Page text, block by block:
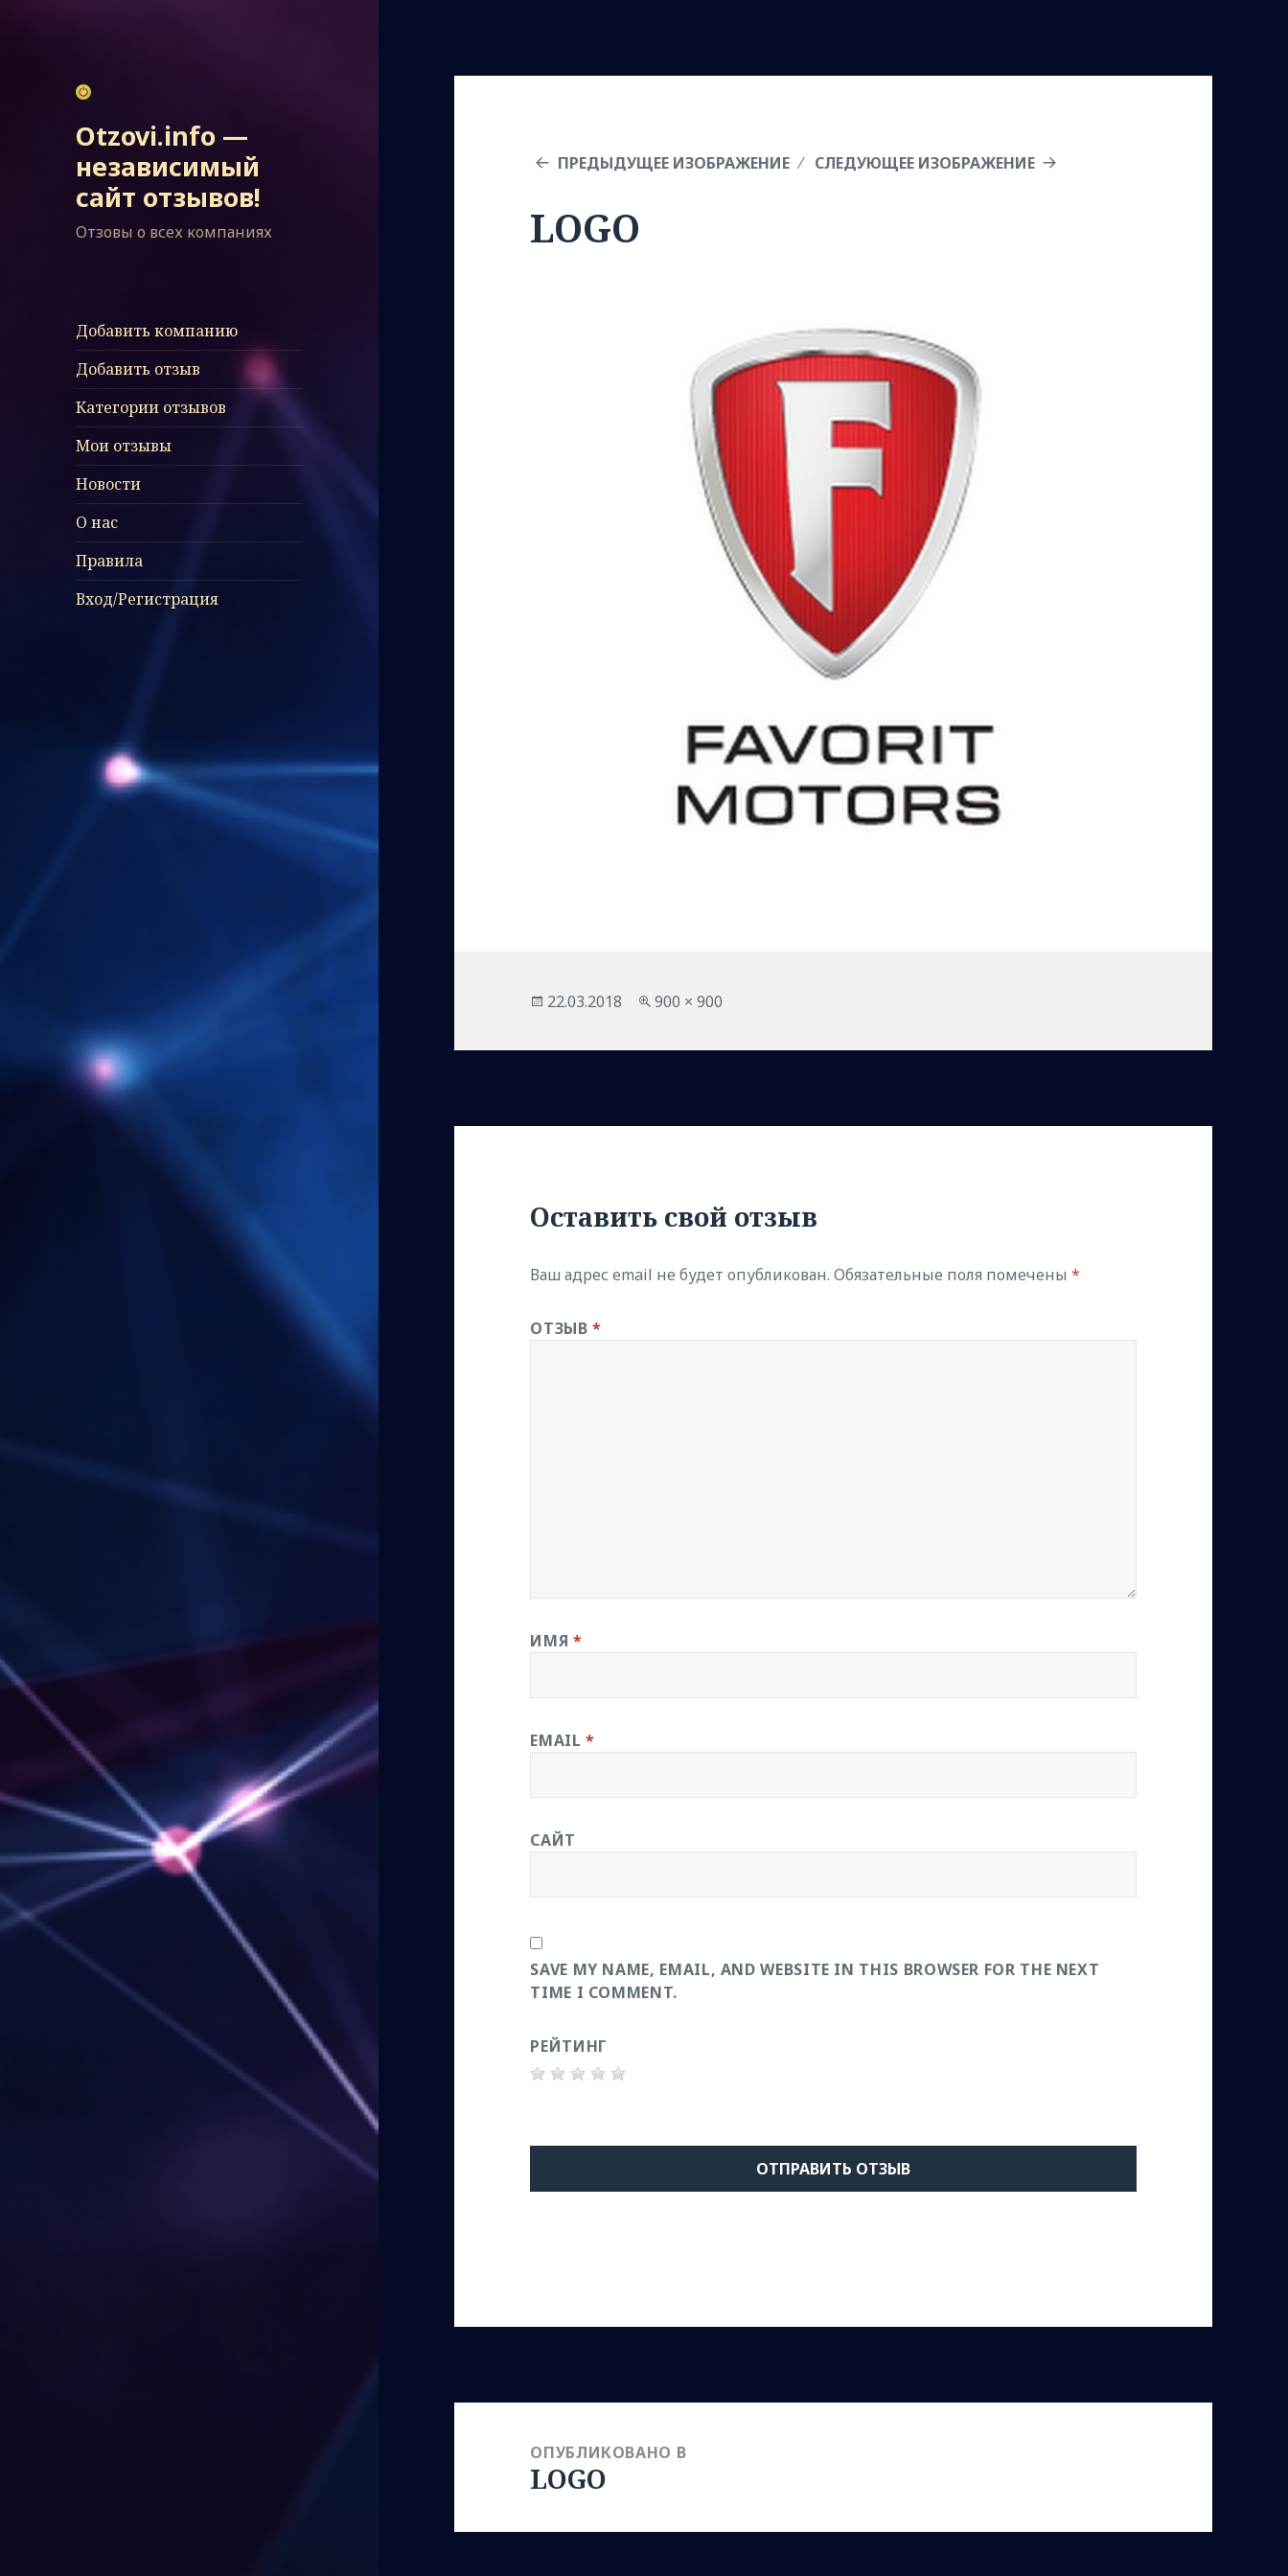
Otzovi.info —
независимый
сайт отзывов!
Отзовы о всех компаниях
Добавить компанию
Добавить отзыв
Категории отзывов
Мои отзывы
Новости
О нас
Правила
Вход/Регистрация
ПРЕДЫДУЩЕЕ ИЗОБРАЖЕНИЕ СЛЕДУЮЩЕЕ ИЗОБРАЖЕНИЕ
LOGO
Опубликовано
22.03.2018
Полный
900 × 900
Оставить свой отзыв
Ваш адрес email не будет опубликован. Обязательные поля помечены*
ОТЗЫВ*
ИМЯ *
EMAIL*
САЙТ
SAVE MY NAME, EMAIL, AND WEBSITE IN THIS BROWSER FOR THE NEXT
TIME I COMMENT.
РЕЙТИНГ
записям
ОПУБЛИКОВАНО В
LOGO